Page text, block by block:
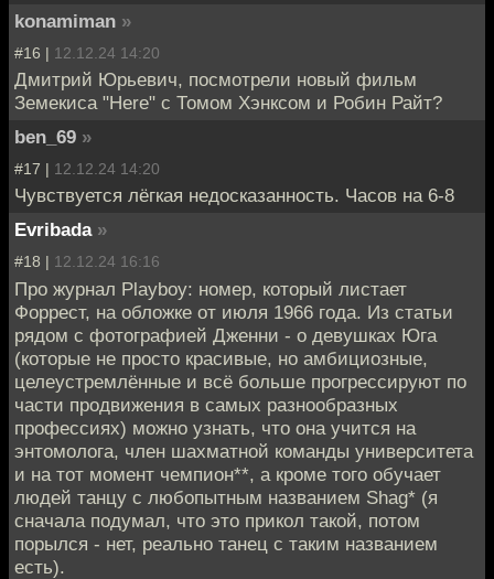
konamiman »
#16 | 12.12.24 14:20
Дмитрий Юрьевич, посмотрели новый фильм
Земекиса "Here" с Томом Хэнксом и Робин Райт?
ben_69 »
#17 | 12.12.24 14:20
Чувствуется лёгкая недосказанность. Часов на 6-8
Evribada »
#18 | 12.12.24 16:16
Про журнал Playboy: номер, который листает
Форрест, на обложке от июля 1966 года. Из статьи
рядом с фотографией Дженни - о девушках Юга
(которые не просто красивые, но амбициозные,
целеустремлённые и всё больше прогрессируют по
части продвижения в самых разнообразных
профессиях) можно узнать, что она учится на
энтомолога, член шахматной команды университета
и на тот момент чемпион**, а кроме того обучает
людей танцу с любопытным названием Shag* (я
сначала подумал, что это прикол такой, потом
порылся - нет, реально танец с таким названием
есть).